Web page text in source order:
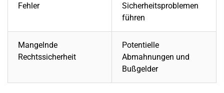
Fehler
Sicherheitsproblemen
führen
Mangelnde
Rechtssicherheit
Potentielle
Abmahnungen und
Bußgelder